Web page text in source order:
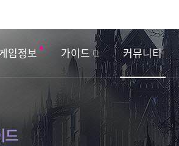
임정보 가이드 커뮤니티